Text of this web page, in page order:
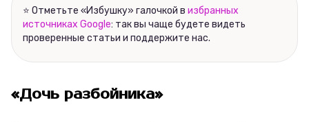
⭐ Отметьте «Избушку» галочкой в избранных
источниках Google: так вы чаще будете видеть
проверенные статьи и поддержите нас.
«Дочь разбойника»